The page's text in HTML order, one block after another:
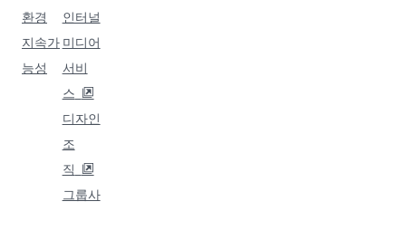
환경
지속가
능성
인터널
미디어
서비
스
디자인
조
직
그룹사